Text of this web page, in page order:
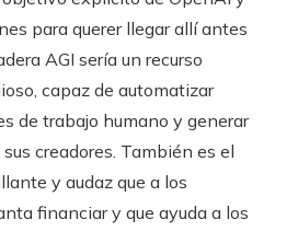
para querer llegar allí antes
AGI sería un recurso
capaz de automatizar
de trabajo humano y generar
creadores. También es el
y audaz que a los
financiar y que ayuda a los